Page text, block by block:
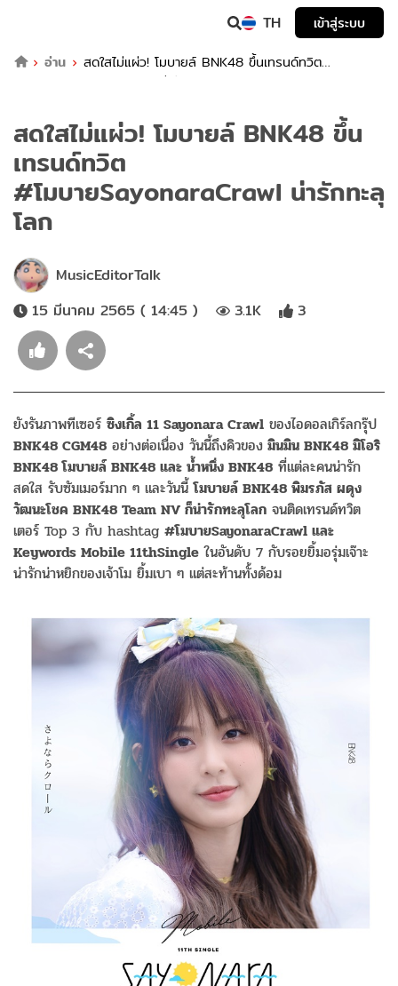
TH
เข้าสู่ระบบ
อ่าน
สดใสไม่แผ่ว! โมบายล์ BNK48 ขึ้นเทรนด์ทวิต
#โมบายSayonaraCrawl น่ารักทะลุโลก
สดใสไม่แผ่ว! โมบายล์ BNK48 ขึ้น
เทรนด์ทวิต
#โมบายSayonaraCrawl น่ารักทะลุ
โลก
MusicEditorTalk
15 มีนาคม 2565 ( 14:45 )
3.1K 3
ยังรันภาพทีเซอร์ ซิงเกิ้ล 11 Sayonara Crawl ของไอดอลเกิร์ลกรุ๊ป
BNK48 CGM48 อย่างต่อเนื่อง วันนี้ถึงคิวของ มินมิน BNK48 มิโอริ
BNK48 โมบายล์ BNK48 และ น้ำหนึ่ง BNK48 ที่แต่ละคนน่ารัก
สดใส รับซัมเมอร์มาก ๆ และวันนี้โมบายล์ BNK48 พิมรภัส ผดุง
วัฒนะโชค BNK48 Team NV ก็น่ารักทะลุโลก จนติดเทรนด์ทวิต
เตอร์ Top 3 กับ hashtag #โมบายSayonaraCrawl และ
Keywords Mobile 11thSingle ในอันดับ 7 กับรอยยิ้มอรุ่มเจ๊าะ
น่ารักน่าหยิกของเจ้าโม ยิ้มเบา ๆ แต่สะท้านทั้งด้อม